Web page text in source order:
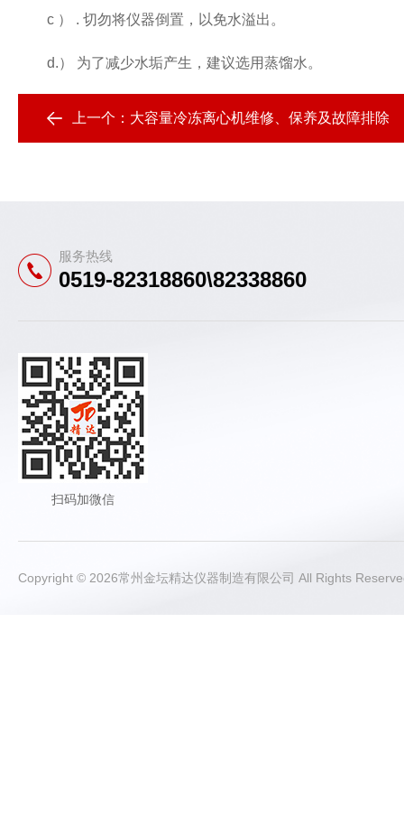
c ） . 切勿将仪器倒置，以免水溢出。
d.） 为了减少水垢产生，建议选用蒸馏水。
上一个： 大容量冷冻离心机维修、保养及故障排除
服务热线
0519-82318860\82338860
扫码加微信
Copyright © 2026常州金坛精达仪器制造有限公司 All Rights